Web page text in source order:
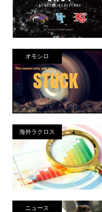
オモシロ
海外ラクロス
ニュース